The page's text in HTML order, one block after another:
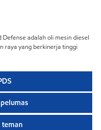
adalah oli mesin diesel
raya yang berkinerja tinggi